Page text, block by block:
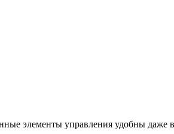
элементы управления удобны даже